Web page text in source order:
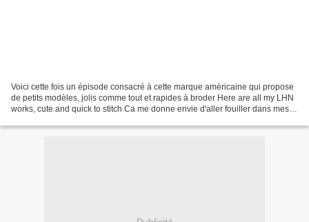
Voici cette fois un épisode consacré à cette marque américaine qui propose
de petits modèles, jolis comme tout et rapides à broder Here are all my LHN
works, cute and quick to stitch Ca me donne envie d'aller fouiller dans mes